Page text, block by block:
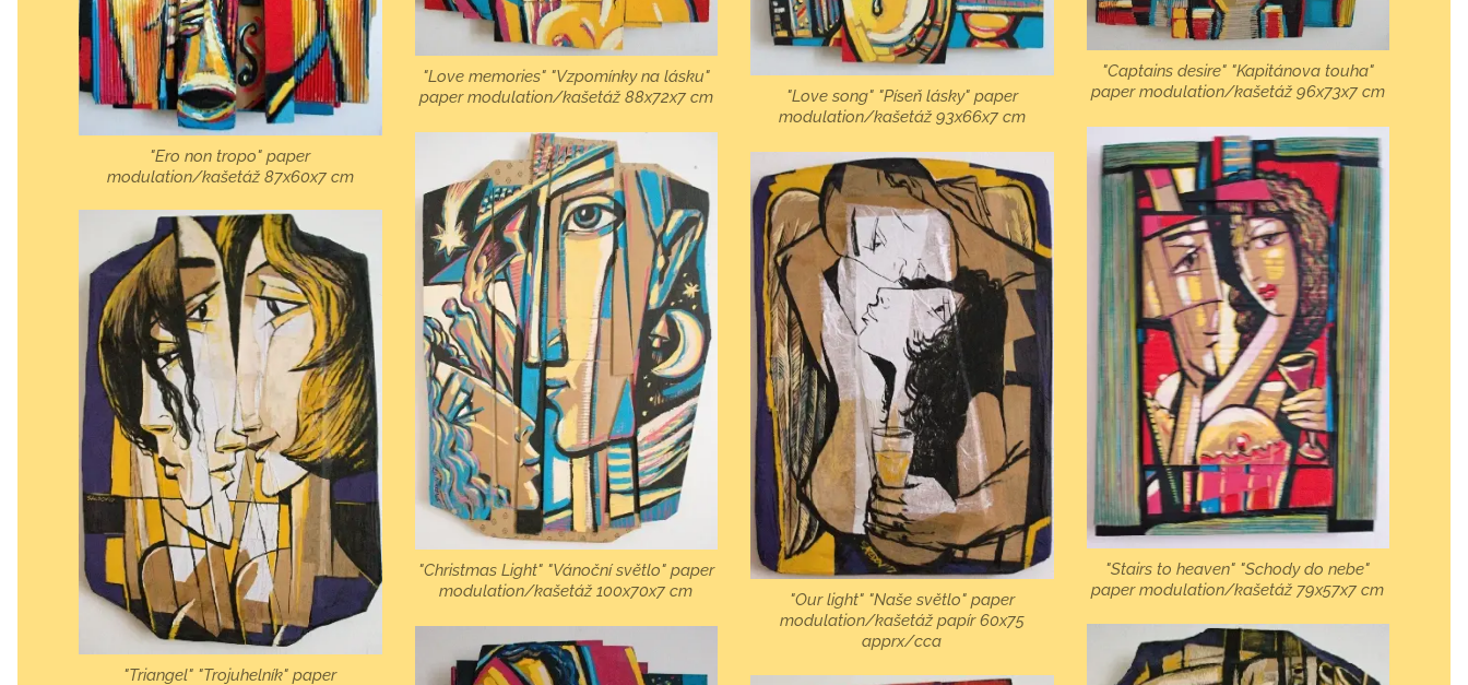
"Ero non tropo" paper
modulation/kašetáž 87x60x7 cm
"Love memories" "Vzpomínky na lásku"
paper modulation/kašetáž 88x72x7 cm
"Love song" "Píseň lásky" paper
modulation/kašetáž 93x66x7 cm
"Captains desire" "Kapitánova touha"
paper modulation/kašetáž 96x73x7 cm
"Stairs to heaven" "Schody do nebe"
paper modulation/kašetáž 79x57x7 cm
"Christmas Light" "Vánoční světlo" paper
modulation/kašetáž 100x70x7 cm
"Our light" "Naše světlo" paper
modulation/kašetáž papír 60x75
apprx/cca
"Triangel" "Trojuhelník" paper